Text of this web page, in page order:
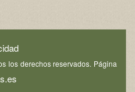
los derechos reservados. Página